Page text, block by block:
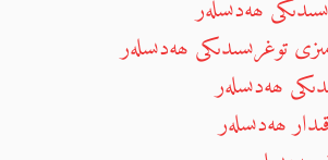
ھەدىسلەر
توغرىسىدىكى ھەدىسلەر
ھەدىسلەر
ھەدىسلەر